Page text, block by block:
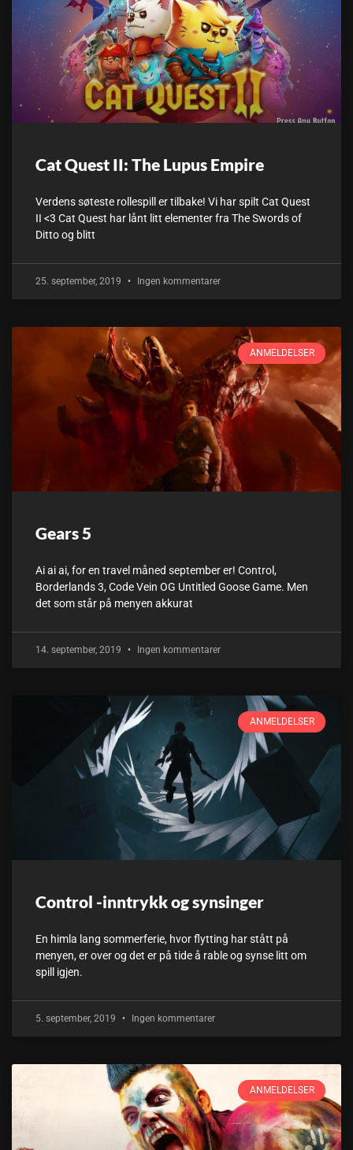
Cat Quest II: The Lupus Empire
Verdens søteste rollespill er tilbake! Vi har spilt Cat Quest
II <3 Cat Quest har lånt litt elementer fra The Swords of
Ditto og blitt
25. september, 2019 Ingen kommentarer
ANMELDELSER
Gears 5
Ai ai ai, for en travel måned september er! Control,
Borderlands 3, Code Vein OG Untitled Goose Game. Men
det som står på menyen akkurat
14. september, 2019 Ingen kommentarer
ANMELDELSER
Control -inntrykk og synsinger
En himla lang sommerferie, hvor flytting har stått på
menyen, er over og det er på tide å rable og synse litt om
spill igjen.
5. september, 2019 Ingen kommentarer
ANMELDELSER